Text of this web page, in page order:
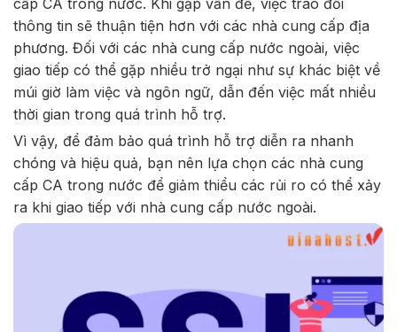
cấp CA trong nước. Khi gặp vấn đề, việc trao đổi
thông tin sẽ thuận tiện hơn với các nhà cung cấp địa
phương. Đối với các nhà cung cấp nước ngoài, việc
giao tiếp có thể gặp nhiều trở ngại như sự khác biệt về
múi giờ làm việc và ngôn ngữ, dẫn đến việc mất nhiều
thời gian trong quá trình hỗ trợ.
Vì vậy, để đảm bảo quá trình hỗ trợ diễn ra nhanh
chóng và hiệu quả, bạn nên lựa chọn các nhà cung
cấp CA trong nước để giảm thiểu các rủi ro có thể xảy
ra khi giao tiếp với nhà cung cấp nước ngoài.